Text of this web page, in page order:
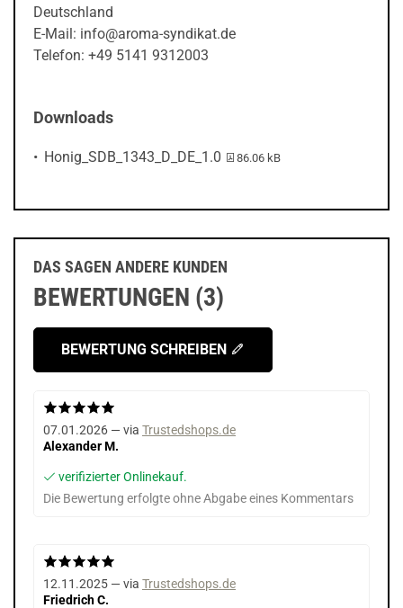
Deutschland
E-Mail: info@aroma-syndikat.de
Telefon: +49 5141 9312003
Downloads
Honig_SDB_1343_D_DE_1.0 PDF-Datei:
86.06 kB
DAS SAGEN ANDERE KUNDEN
BEWERTUNGEN (3)
BEWERTUNG SCHREIBEN
07.01.2026 — via Trustedshops.de
Alexander M.
verifizierter Onlinekauf.
Die Bewertung erfolgte ohne Abgabe eines Kommentars
12.11.2025 — via Trustedshops.de
Friedrich C.